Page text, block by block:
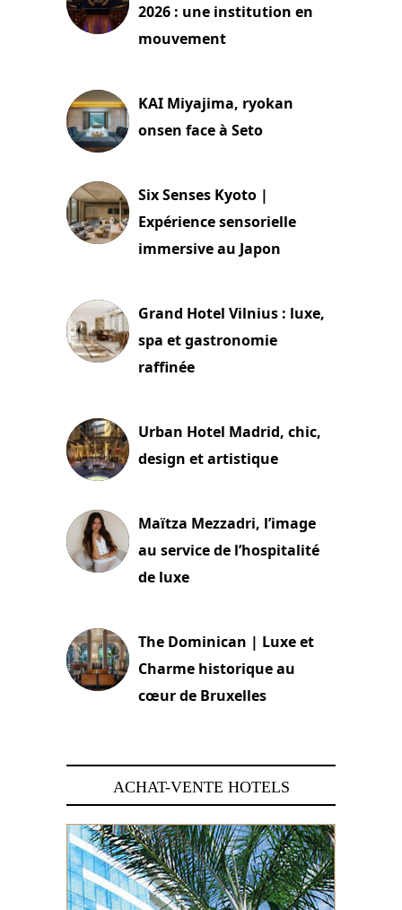
2026 : une institution en
mouvement
KAI Miyajima, ryokan
onsen face à Seto
Six Senses Kyoto |
Expérience sensorielle
immersive au Japon
Grand Hotel Vilnius : luxe,
spa et gastronomie
raffinée
Urban Hotel Madrid, chic,
design et artistique
Maïtza Mezzadri, l’image
au service de l’hospitalité
de luxe
The Dominican | Luxe et
Charme historique au
cœur de Bruxelles
ACHAT-VENTE HOTELS